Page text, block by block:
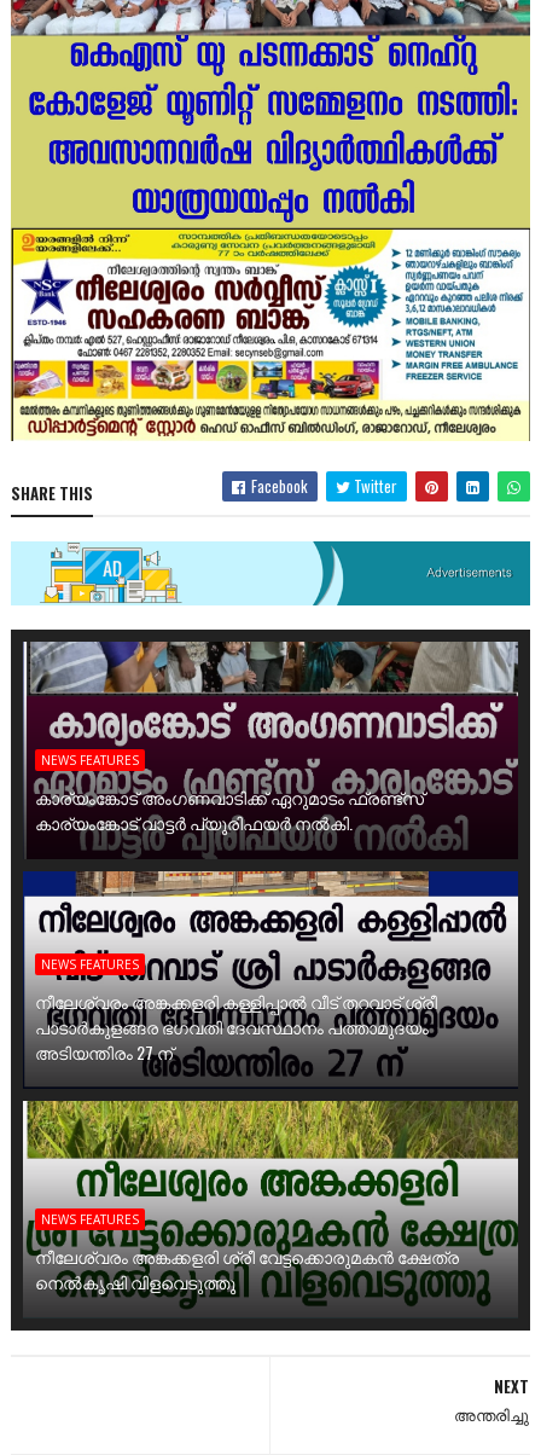
SHARE THIS Facebook Twitter
NEWS FEATURES
കാര്യംങ്കോട് അംഗണവാടിക്ക് ഏറുമാടം ഫ്രണ്ട്സ്
കാര്യംങ്കോട് വാട്ടർ പ്യൂരിഫയർ നൽകി.
NEWS FEATURES
നീലേശ്വരം അങ്കക്കളരി കള്ളിപ്പാൽ വീട് തറവാട് ശ്രീ
പാടാർകുളങ്ങര ഭഗവതി ദേവസ്ഥാനം പത്താമുദയം
അടിയന്തിരം 27 ന്
NEWS FEATURES
നീലേശ്വരം അങ്കക്കളരി ശ്രീ വേട്ടക്കൊരുമകൻ ക്ഷേത്ര
നെൽകൃഷി വിളവെടുത്തു
NEXT
അന്തരിച്ചു